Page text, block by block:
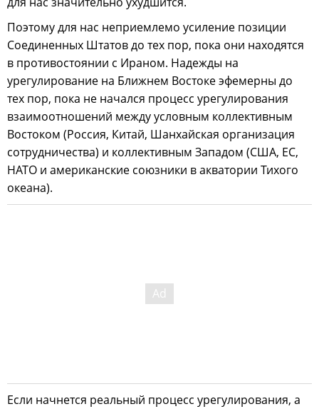
Поэтому для нас неприемлемо усиление позиции
Соединенных Штатов до тех пор, пока они находятся
в противостоянии с Ираном. Надежды на
урегулирование на Ближнем Востоке эфемерны до
тех пор, пока не начался процесс урегулирования
взаимоотношений между условным коллективным
Востоком (Россия, Китай, Шанхайская организация
сотрудничества) и коллективным Западом (США, ЕС,
НАТО и американские союзники в акватории Тихого
океана).
Если начнется реальный процесс урегулирования, а